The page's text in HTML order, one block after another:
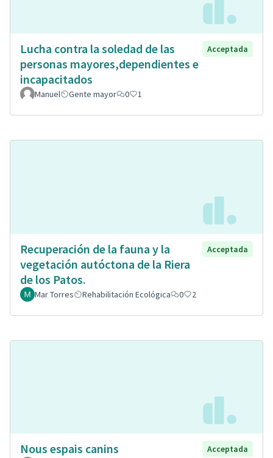
Lucha contra la soledad de las
personas mayores,dependientes e
incapacitados
Acceptada
Manuel Gente mayor 0 1
Recuperación de la fauna y la
vegetación autóctona de la Riera
de los Patos.
Acceptada
Mar Torres Rehabilitación Ecológica 0 2
Nous espais canins
Acceptada